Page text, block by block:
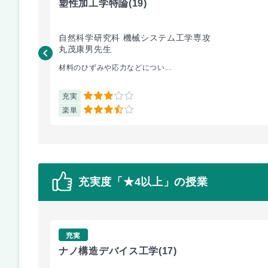
塑性加工学特論(19)
自然科学研究科 機械システム工学専攻
丸茂康男先生
材料のひずみや応力などについ...
充実 3
楽単 3.5
充実度「★4以上」の授業
充実
ナノ構造デバイス工学(17)